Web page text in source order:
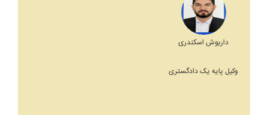
داریوش اسکندری
وکیل پایه یک دادگستری